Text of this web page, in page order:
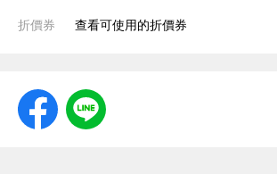
折價券 查看可使用的折價券